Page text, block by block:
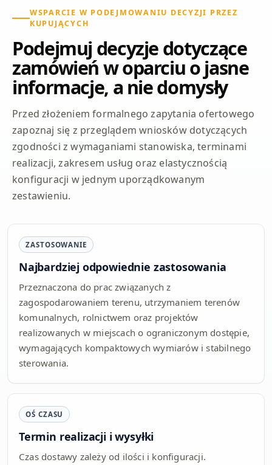
WSPARCIE W PODEJMOWANIU DECYZJI PRZEZ
KUPUJĄCYCH
Podejmuj decyzje dotyczące
zamówień w oparciu o jasne
informacje, a nie domysły
Przed złożeniem formalnego zapytania ofertowego
zapoznaj się z przeglądem wniosków dotyczących
zgodności z wymaganiami stanowiska, terminami
realizacji, zakresem usług oraz elastycznością
konfiguracji w jednym uporządkowanym
zestawieniu.
ZASTOSOWANIE
Najbardziej odpowiednie zastosowania
Przeznaczona do prac związanych z
zagospodarowaniem terenu, utrzymaniem terenów
komunalnych, rolnictwem oraz projektów
realizowanych w miejscach o ograniczonym dostępie,
wymagających kompaktowych wymiarów i stabilnego
sterowania.
OŚ CZASU
Termin realizacji i wysyłki
Czas dostawy zależy od ilości i konfiguracji.